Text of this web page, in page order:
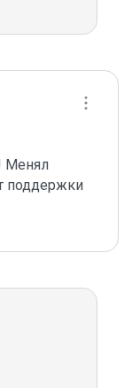
Менял
поддержки